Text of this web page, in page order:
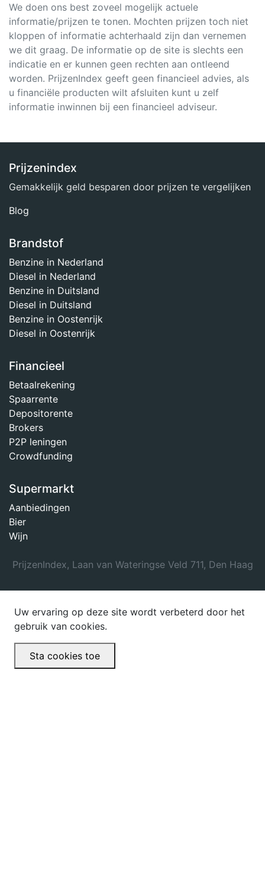
We doen ons best zoveel mogelijk actuele
informatie/prijzen te tonen. Mochten prijzen toch niet
kloppen of informatie achterhaald zijn dan vernemen
we dit graag. De informatie op de site is slechts een
indicatie en er kunnen geen rechten aan ontleend
worden. PrijzenIndex geeft geen financieel advies, als
u financiële producten wilt afsluiten kunt u zelf
informatie inwinnen bij een financieel adviseur.
Prijzenindex
Gemakkelijk geld besparen door prijzen te vergelijken
Blog
Brandstof
Benzine in Nederland
Diesel in Nederland
Benzine in Duitsland
Diesel in Duitsland
Benzine in Oostenrijk
Diesel in Oostenrijk
Financieel
Betaalrekening
Spaarrente
Depositorente
Brokers
P2P leningen
Crowdfunding
Supermarkt
Aanbiedingen
Bier
Wijn
PrijzenIndex, Laan van Wateringse Veld 711, Den Haag
Uw ervaring op deze site wordt verbeterd door het
gebruik van cookies.
Sta cookies toe